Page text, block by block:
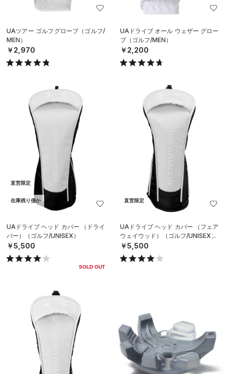
UAツアー ゴルフグローブ（ゴルフ/
MEN）
￥2,970
UAドライブ オール ウェザー グロー
ブ（ゴルフ/MEN）
￥2,200
直営限定
在庫残り僅か
UAドライブ ヘッド カバー （ドライ
バー）（ゴルフ/UNISEX）
￥5,500
SOLD OUT
直営限定
UAドライブ ヘッド カバー （フェア
ウェイウッド）（ゴルフ/UNISEX）
￥5,500